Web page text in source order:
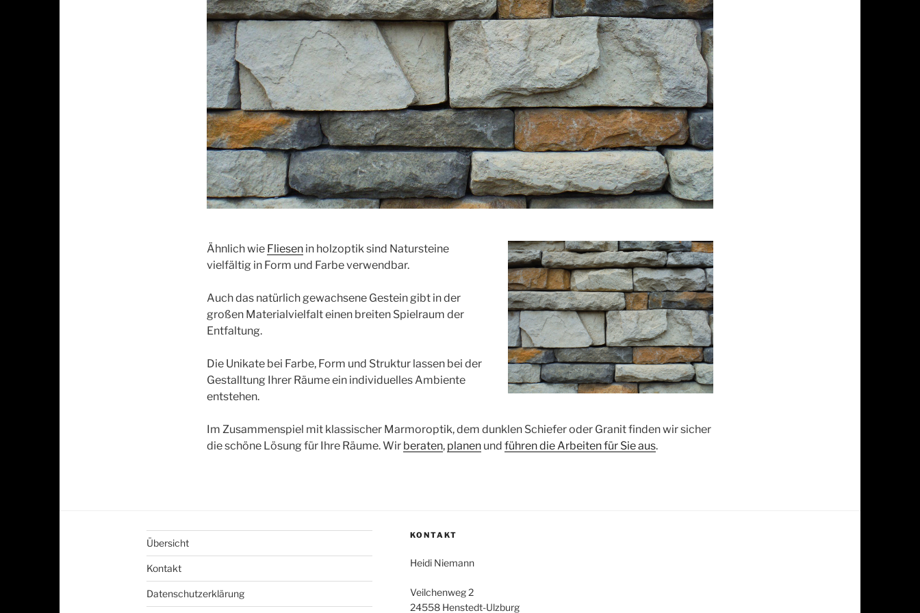
Ähnlich wie Fliesen in holzoptik sind Natursteine
vielfältig in Form und Farbe verwendbar.
Auch das natürlich gewachsene Gestein gibt in der
großen Materialvielfalt einen breiten Spielraum der
Entfaltung.
Die Unikate bei Farbe, Form und Struktur lassen bei der
Gestalltung Ihrer Räume ein individuelles Ambiente
entstehen.
Im Zusammenspiel mit klassischer Marmoroptik, dem dunklen Schiefer oder Granit finden wir sicher
die schöne Lösung für Ihre Räume. Wir beraten, planen und führen die Arbeiten für Sie aus.
Übersicht
Kontakt
Datenschutzerklärung
KONTAKT
Heidi Niemann
Veilchenweg 2
24558 Henstedt-Ulzburg